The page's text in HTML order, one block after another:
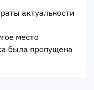
актуальности
место
была пропущена